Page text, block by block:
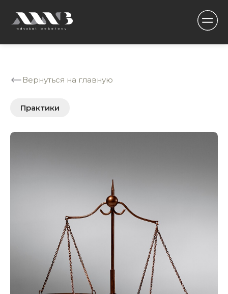
Вернуться на главную
Практики